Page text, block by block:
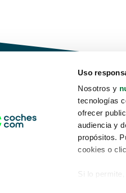
Uso
Nosotros y
tecnologías
ofrecer
audiencia y
propósitos.
cookies o
Si lo permite,
tu futuro,
tu movilidad